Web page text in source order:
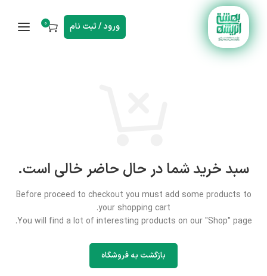
ورود / ثبت نام 0
سبد خرید شما در حال حاضر خالی است.
Before proceed to checkout you must add some products to
your shopping cart.
You will find a lot of interesting products on our "Shop" page.
بازگشت به فروشگاه